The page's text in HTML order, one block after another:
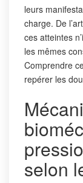
leurs
charge. De
ces atteintes
les mêmes
Comprendre
repérer les
selon